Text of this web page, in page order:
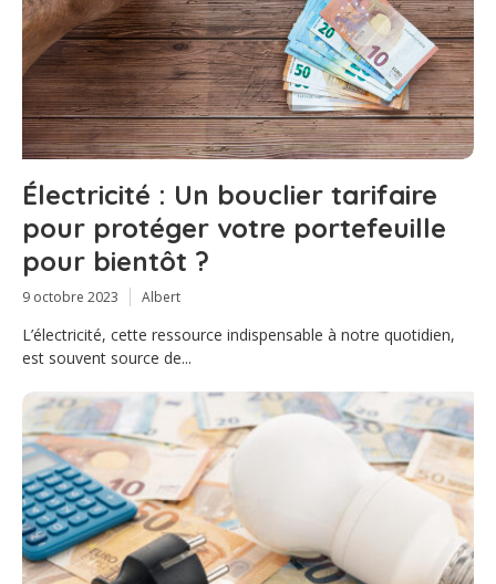
Électricité : Un bouclier tarifaire
pour protéger votre portefeuille
pour bientôt ?
9 octobre 2023 Albert
L’électricité, cette ressource indispensable à notre quotidien,
est souvent source de...